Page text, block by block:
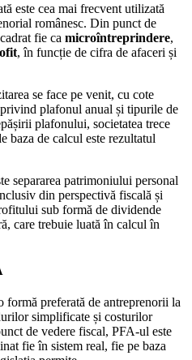
este cea mai frecvent utilizată
românesc. Din punct de
fie ca microîntreprindere,
, în funcție de cifra de afaceri și
se face pe venit, cu cote
plafonul anual și tipurile de
plafonului, societatea trece
baza de calcul este rezultatul
separarea patrimoniului personal
din perspectivă fiscală și
sub formă de dividende
care trebuie luată în calcul în
formă preferată de antreprenorii la
simplificate și costurilor
de vedere fiscal, PFA-ul este
fie în sistem real, fie pe baza